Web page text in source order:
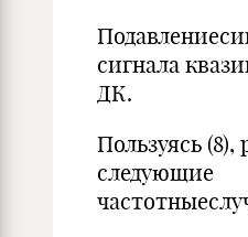
сигнала
ДК.
Пользуясь
следующие